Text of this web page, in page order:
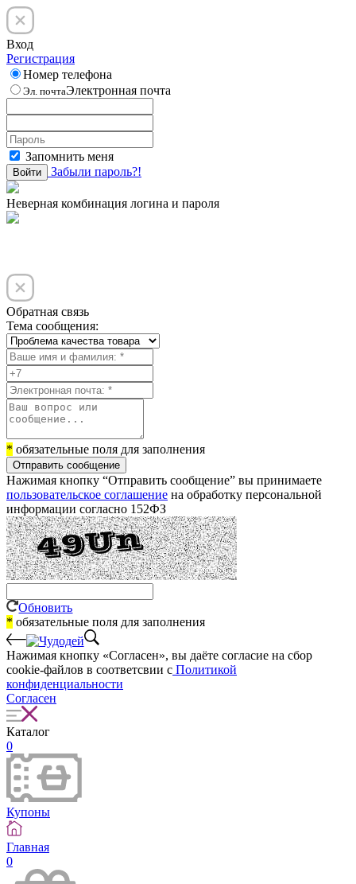
Вход
Регистрация
Номер телефона
Эл. почтаЭлектронная почта
Запомнить меня
Войти Забыли пароль?!
Неверная комбинация логина и пароля
Обратная связь
Тема сообщения:
* обязательные поля для заполнения
Отправить сообщение
Нажимая кнопку “Отправить сообщение” вы принимаете
пользовательское соглашение на обработку персональной
информации согласно 152ФЗ
Обновить
* обязательные поля для заполнения
Нажимая кнопку «Согласен», вы даёте cогласие на сбор
cookie-файлов в соответсвии с Политикой
конфиденциальности
Согласен
Каталог
0
Купоны
Главная
0